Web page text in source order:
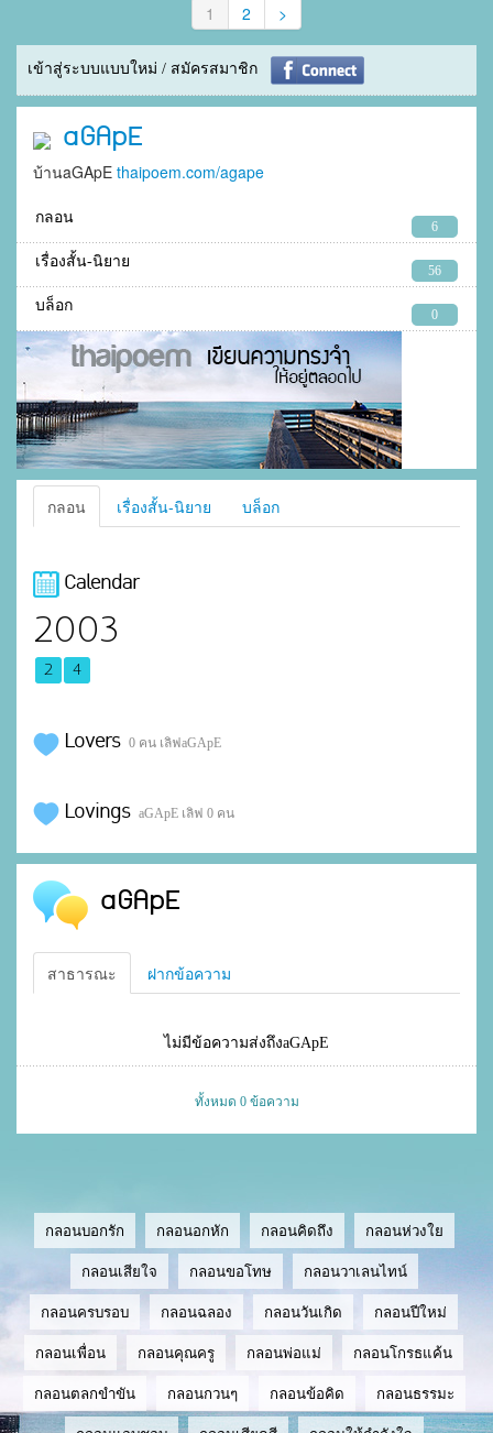
1 2 >
เข้าสู่ระบบแบบใหม่ / สมัครสมาชิก
aGApE
บ้านaGApE thaipoem.com/agape
กลอน
6
เรื่องสั้น-นิยาย
56
บล็อก
0
กลอน เรื่องสั้น-นิยาย บล็อก
Calendar
2003
2 4
Lovers 0 คน เลิฟaGApE
Lovings aGApE เลิฟ 0 คน
aGApE
สาธารณะ ฝากข้อความ
ไม่มีข้อความส่งถึงaGApE
ทั้งหมด 0 ข้อความ
กลอนบอกรัก กลอนอกหัก กลอนคิดถึง กลอนห่วงใย
กลอนเสียใจ กลอนขอโทษ กลอนวาเลนไทน์
กลอนครบรอบ กลอนฉลอง กลอนวันเกิด กลอนปีใหม่
กลอนเพื่อน กลอนคุณครู กลอนพ่อแม่ กลอนโกรธแค้น
กลอนตลกขำขัน กลอนกวนๆ กลอนข้อคิด กลอนธรรมะ